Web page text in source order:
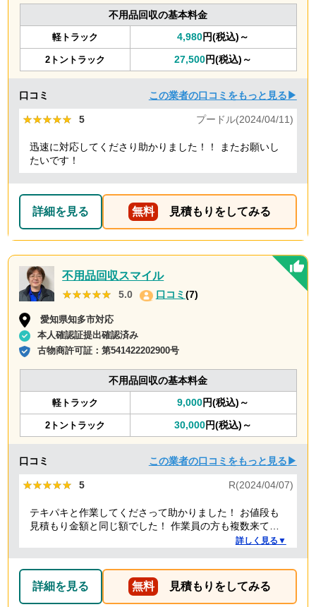
不用品回収の基本料金
軽トラック 4,980円(税込)～
2トントラック 27,500円(税込)～
口コミ この業者の口コミをもっと見る▶
★★★★★
★★★★★ 5 プードル(2024/04/11)
迅速に対応してくださり助かりました！！ またお願いし
たいです！
詳細を見る 無料 見積もりをしてみる
不用品回収スマイル
★★★★★
★★★★★ 5.0 口コミ(7)
愛知県知多市対応
本人確認証提出確認済み
古物商許可証：第541422202900号
不用品回収の基本料金
軽トラック 9,000円(税込)～
2トントラック 30,000円(税込)～
口コミ この業者の口コミをもっと見る▶
★★★★★
★★★★★ 5 R(2024/04/07)
テキパキと作業してくださって助かりました！ お値段も
見積もり金額と同じ額でした！ 作業員の方も複数来てく
ださり、 女性の方もいて安心しました！ こちらに頼んで
詳しく見る▼
詳細を見る 無料 見積もりをしてみる